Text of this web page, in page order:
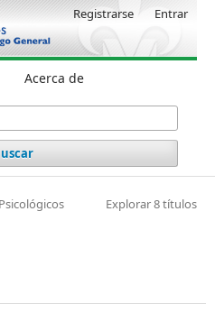
Acerca de
Registrarse Entrar
Explorar 8 títulos